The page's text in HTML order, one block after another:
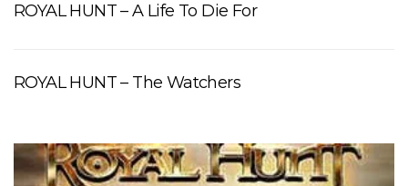
ROYAL HUNT – A Life To Die For
ROYAL HUNT – The Watchers